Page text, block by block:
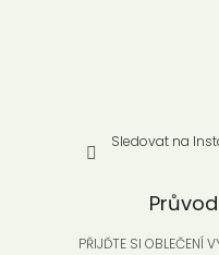
Sledovat na
PŘIJĎTE SI OBLEČENÍ